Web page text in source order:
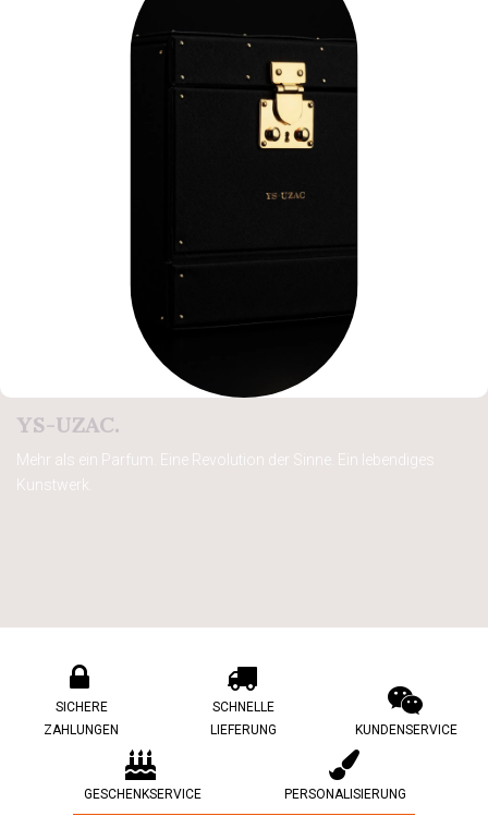
​YS-UZAC.
Mehr als ein Parfum. Eine Revolution der Sinne. Ein lebendiges
Kunstwerk.
SICHERE
ZAHLUNGEN
SCHNELLE
LIEFERUNG
KUNDENSERVICE
GESCHENKSERVICE PERSONALISIERUNG